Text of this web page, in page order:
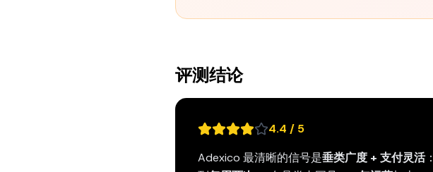
评测结论
4.4 / 5
Adexico 最清晰的信号是垂类广度 + 支付灵活